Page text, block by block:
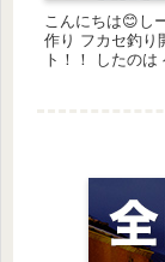
こんにちは😊し
作り フカセ釣り
ト！！ したの